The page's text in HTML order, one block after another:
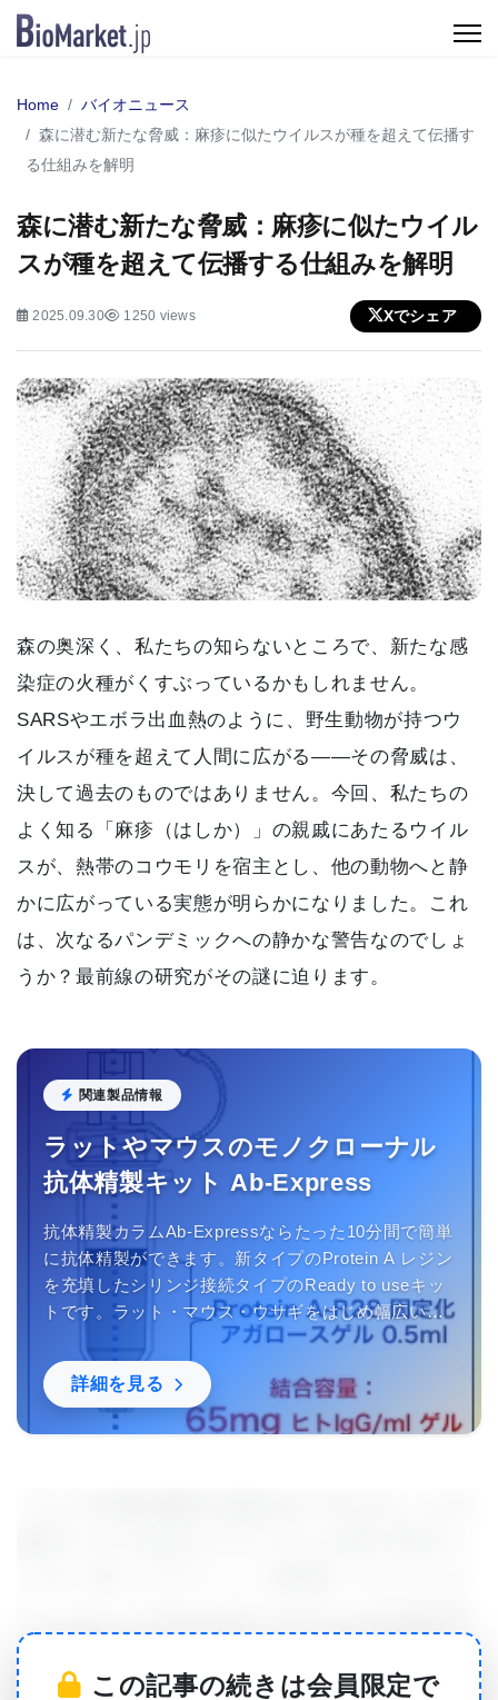
Home
バイオニュース
森に潜む新たな脅威：麻疹に似たウイルスが種を超えて伝播す
る仕組みを解明
森に潜む新たな脅威：麻疹に似たウイル
スが種を超えて伝播する仕組みを解明
2025.09.30 1250 views Xでシェア
森の奥深く、私たちの知らないところで、新たな感
染症の火種がくすぶっているかもしれません。
SARSやエボラ出血熱のように、野生動物が持つウ
イルスが種を超えて人間に広がる――その脅威は、
決して過去のものではありません。今回、私たちの
よく知る「麻疹（はしか）」の親戚にあたるウイル
スが、熱帯のコウモリを宿主とし、他の動物へと静
かに広がっている実態が明らかになりました。これ
は、次なるパンデミックへの静かな警告なのでしょ
うか？最前線の研究がその謎に迫ります。
関連製品情報
ラットやマウスのモノクローナル
抗体精製キット Ab-Express
抗体精製カラムAb-Expressならたった10分間で簡単
に抗体精製ができます。新タイプのProtein A レジン
を充填したシリンジ接続タイプのReady to useキッ
トです。ラット・マウス・ウサギをはじめ幅広い生
物種の抗体精製にご利用いただけます。中性域で結
合するので抗体の失活を防ぎます。
詳細を見る
乳類に広める上での役割は、これまで不明確でし
た。この度、シャリテ・ベルリン医科大学とドイツ
この記事の続きは会員限定で